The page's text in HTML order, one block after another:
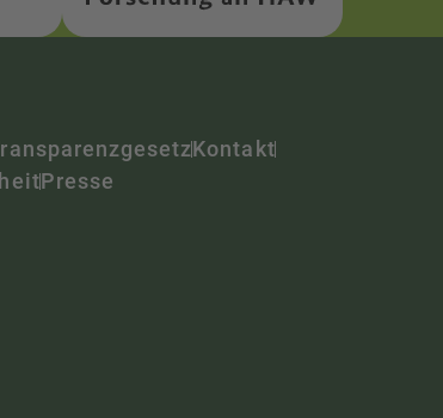
Kontakt
Presse